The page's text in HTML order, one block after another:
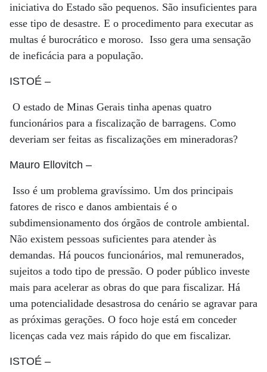
iniciativa do Estado são pequenos. São insuficientes para
esse tipo de desastre. E o procedimento para executar as
multas é burocrático e moroso. Isso gera uma sensação
de ineficácia para a população.
ISTOÉ –
O estado de Minas Gerais tinha apenas quatro
funcionários para a fiscalização de barragens. Como
deveriam ser feitas as fiscalizações em mineradoras?
Mauro Ellovitch –
Isso é um problema gravíssimo. Um dos principais
fatores de risco e danos ambientais é o
subdimensionamento dos órgãos de controle ambiental.
Não existem pessoas suficientes para atender às
demandas. Há poucos funcionários, mal remunerados,
sujeitos a todo tipo de pressão. O poder público investe
mais para acelerar as obras do que para fiscalizar. Há
uma potencialidade desastrosa do cenário se agravar para
as próximas gerações. O foco hoje está em conceder
licenças cada vez mais rápido do que em fiscalizar.
ISTOÉ –